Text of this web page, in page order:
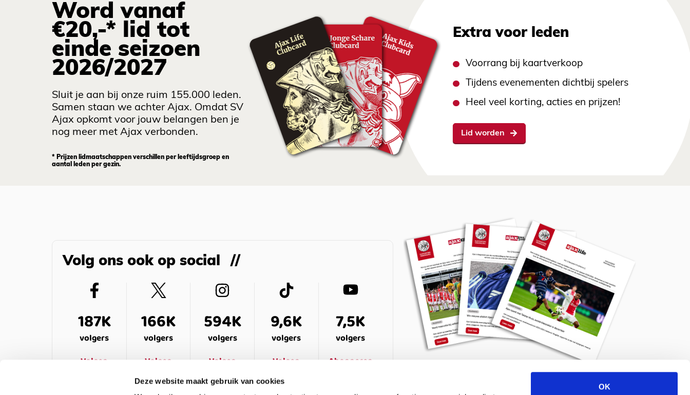
Deze website maakt gebruik van cookies
OK
Word vanaf
€20,-* lid tot
einde seizoen
2026/2027
Sluit je aan bij onze ruim 155.000 leden.
Samen staan we achter Ajax. Omdat SV
Ajax opkomt voor jouw belangen ben je
nog meer met Ajax verbonden.
* Prijzen lidmaatschappen verschillen per leeftijdsgroep en
aantal leden per gezin.
Extra voor leden
Voorrang bij kaartverkoop
Tijdens evenementen dichtbij spelers
Heel veel korting, acties en prijzen!
Lid worden
Volg ons ook op social
187K
volgers
Volgen
166K
volgers
Volgen
594K
volgers
Volgen
9,6K
volgers
Volgen
7,5K
volgers
Abonneren
Meld je aan voor de nieuwsbrief